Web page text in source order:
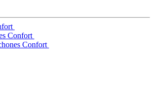
Confort
Confort